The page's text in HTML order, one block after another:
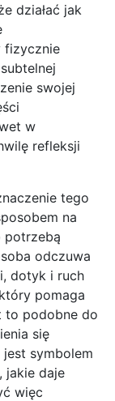
działać jak
fizycznie
swojej
w
refleksji
tego
na
potrzebą
odczuwa
dotyk i ruch
pomaga
to podobne do
się
symbolem
jakie daje
więc